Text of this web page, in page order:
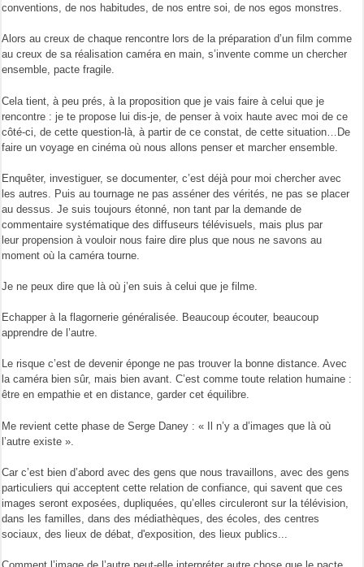
conventions, de nos habitudes, de nos entre soi, de nos egos monstres.
Alors au creux de chaque rencontre lors de la préparation d’un film comme
au creux de sa réalisation caméra en main, s’invente comme un chercher
ensemble, pacte fragile.
Cela tient, à peu prés, à la proposition que je vais faire à celui que je
rencontre : je te propose lui dis-je, de penser à voix haute avec moi de ce
côté-ci, de cette question-là, à partir de ce constat, de cette situation…De
faire un voyage en cinéma où nous allons penser et marcher ensemble.
Enquêter, investiguer, se documenter, c’est déjà pour moi chercher avec
les autres. Puis au tournage ne pas asséner des vérités, ne pas se placer
au dessus. Je suis toujours étonné, non tant par la demande de
commentaire systématique des diffuseurs télévisuels, mais plus par
leur propension à vouloir nous faire dire plus que nous ne savons au
moment où la caméra tourne.
Je ne peux dire que là où j’en suis à celui que je filme.
Echapper à la flagornerie généralisée. Beaucoup écouter, beaucoup
apprendre de l’autre.
Le risque c’est de devenir éponge ne pas trouver la bonne distance. Avec
la caméra bien sûr, mais bien avant. C’est comme toute relation humaine :
être en empathie et en distance, garder cet équilibre.
Me revient cette phase de Serge Daney : « Il n’y a d’images que là où
l’autre existe ».
Car c’est bien d’abord avec des gens que nous travaillons, avec des gens
particuliers qui acceptent cette relation de confiance, qui savent que ces
images seront exposées, dupliquées, qu’elles circuleront sur la télévision,
dans les familles, dans des médiathèques, des écoles, des centres
sociaux, des lieux de débat, d'exposition, des lieux publics...